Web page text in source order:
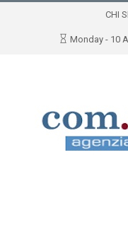
CHI
Monday - 10